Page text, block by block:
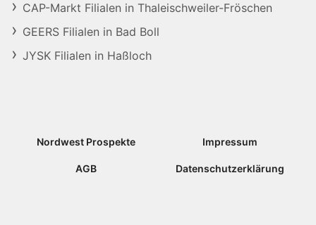
CAP-Markt Filialen in Thaleischweiler-Fröschen
GEERS Filialen in Bad Boll
JYSK Filialen in Haßloch
Nordwest Prospekte Impressum
AGB Datenschutzerklärung